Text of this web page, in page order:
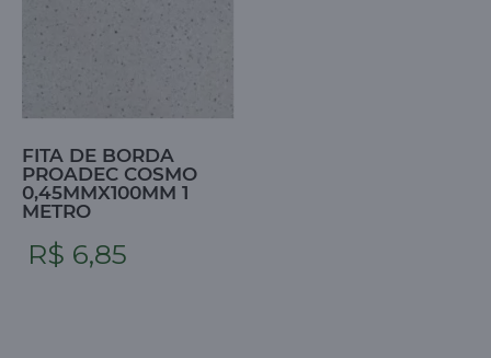
FITA DE BORDA
PROADEC COSMO
0,45MMX100MM 1
METRO
R$ 6,85